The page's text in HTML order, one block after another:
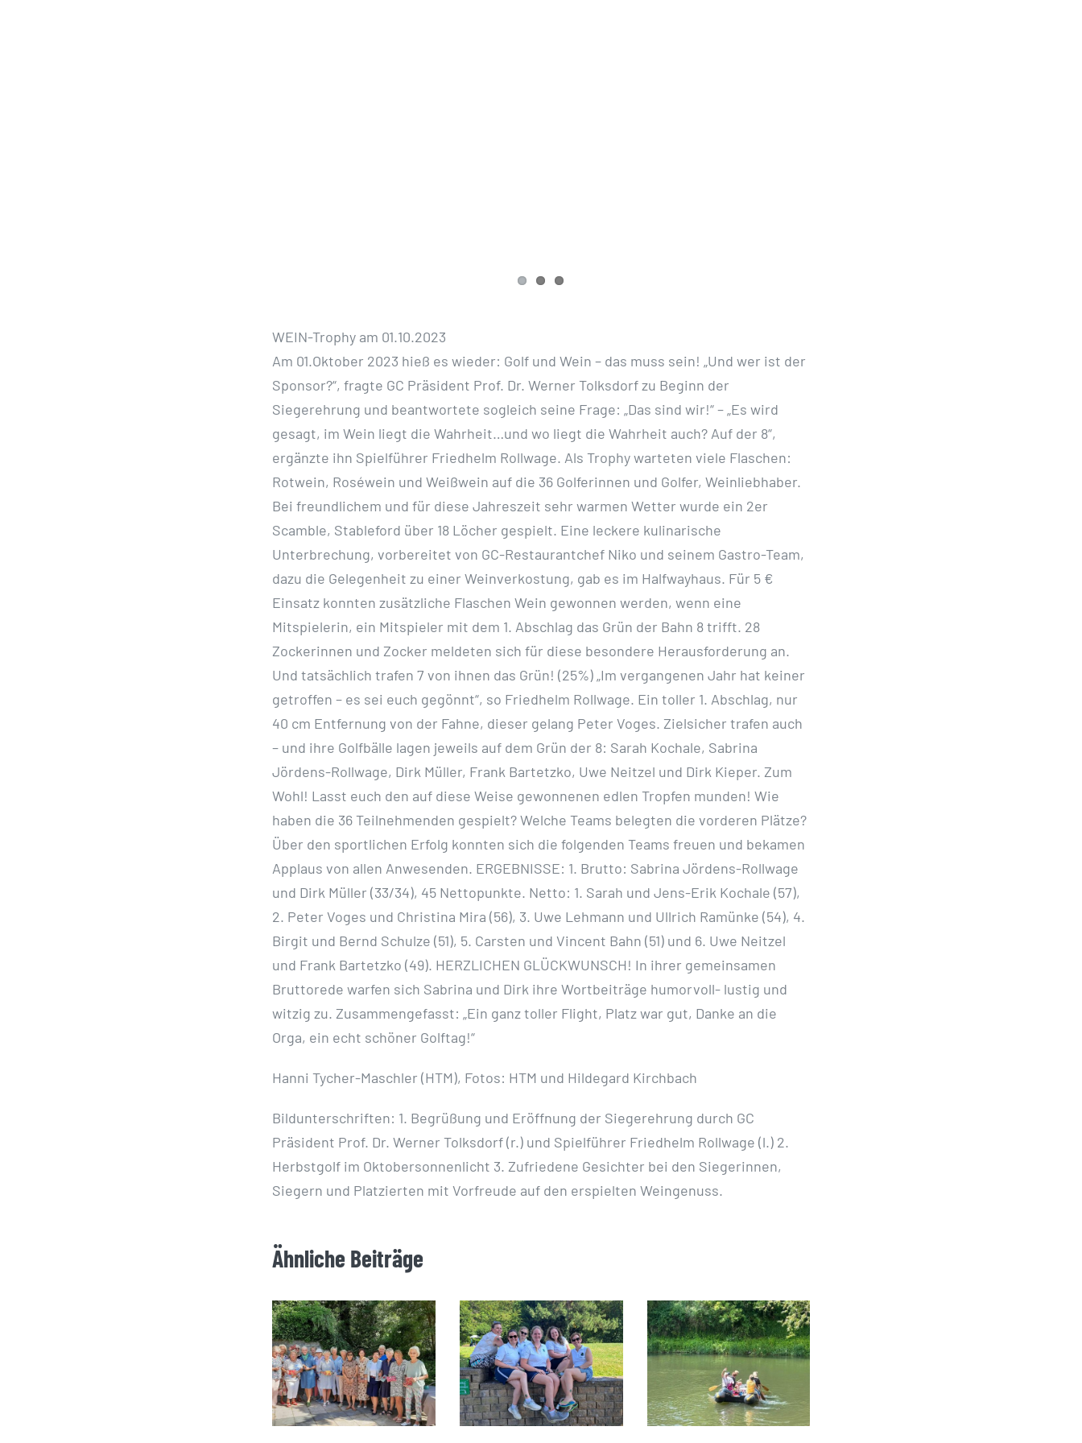
WEIN-Trophy am 01.10.2023
Am 01.Oktober 2023 hieß es wieder: Golf und Wein – das muss sein! „Und wer ist der
Sponsor?“, fragte GC Präsident Prof. Dr. Werner Tolksdorf zu Beginn der
Siegerehrung und beantwortete sogleich seine Frage: „Das sind wir!“ – „Es wird
gesagt, im Wein liegt die Wahrheit…und wo liegt die Wahrheit auch? Auf der 8“,
ergänzte ihn Spielführer Friedhelm Rollwage. Als Trophy warteten viele Flaschen:
Rotwein, Roséwein und Weißwein auf die 36 Golferinnen und Golfer, Weinliebhaber.
Bei freundlichem und für diese Jahreszeit sehr warmen Wetter wurde ein 2er
Scamble, Stableford über 18 Löcher gespielt. Eine leckere kulinarische
Unterbrechung, vorbereitet von GC-Restaurantchef Niko und seinem Gastro-Team,
dazu die Gelegenheit zu einer Weinverkostung, gab es im Halfwayhaus. Für 5 €
Einsatz konnten zusätzliche Flaschen Wein gewonnen werden, wenn eine
Mitspielerin, ein Mitspieler mit dem 1. Abschlag das Grün der Bahn 8 trifft. 28
Zockerinnen und Zocker meldeten sich für diese besondere Herausforderung an.
Und tatsächlich trafen 7 von ihnen das Grün! (25%) „Im vergangenen Jahr hat keiner
getroffen – es sei euch gegönnt“, so Friedhelm Rollwage. Ein toller 1. Abschlag, nur
40 cm Entfernung von der Fahne, dieser gelang Peter Voges. Zielsicher trafen auch
– und ihre Golfbälle lagen jeweils auf dem Grün der 8: Sarah Kochale, Sabrina
Jördens-Rollwage, Dirk Müller, Frank Bartetzko, Uwe Neitzel und Dirk Kieper. Zum
Wohl! Lasst euch den auf diese Weise gewonnenen edlen Tropfen munden! Wie
haben die 36 Teilnehmenden gespielt? Welche Teams belegten die vorderen Plätze?
Über den sportlichen Erfolg konnten sich die folgenden Teams freuen und bekamen
Applaus von allen Anwesenden. ERGEBNISSE: 1. Brutto: Sabrina Jördens-Rollwage
und Dirk Müller (33/34), 45 Nettopunkte. Netto: 1. Sarah und Jens-Erik Kochale (57),
2. Peter Voges und Christina Mira (56), 3. Uwe Lehmann und Ullrich Ramünke (54), 4.
Birgit und Bernd Schulze (51), 5. Carsten und Vincent Bahn (51) und 6. Uwe Neitzel
und Frank Bartetzko (49). HERZLICHEN GLÜCKWUNSCH! In ihrer gemeinsamen
Bruttorede warfen sich Sabrina und Dirk ihre Wortbeiträge humorvoll- lustig und
witzig zu. Zusammengefasst: „Ein ganz toller Flight, Platz war gut, Danke an die
Orga, ein echt schöner Golftag!“
Hanni Tycher-Maschler (HTM), Fotos: HTM und Hildegard Kirchbach
Bildunterschriften: 1. Begrüßung und Eröffnung der Siegerehrung durch GC
Präsident Prof. Dr. Werner Tolksdorf (r.) und Spielführer Friedhelm Rollwage (l.) 2.
Herbstgolf im Oktobersonnenlicht 3. Zufriedene Gesichter bei den Siegerinnen,
Siegern und Platzierten mit Vorfreude auf den erspielten Weingenuss.
Ähnliche Beiträge